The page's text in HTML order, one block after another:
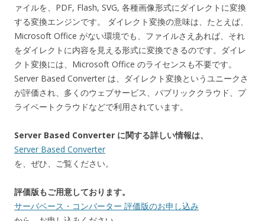
ァイルを、PDF, Flash, SVG, 各種画像形式にダイレクトに変換
する変換エンジンです。 ダイレクト変換の意味は、たとえば、
Microsoft Office がない環境でも、ファイルさえあれば、それ
をダイレクトに内容を見える形式に変換できるのです。ダイレ
クト変換には、Microsoft Office のライセンスも不要です。
Server Based Converter は、ダイレクト変換というユニークさ
が評価され、多くのウェブサービス、パブリッククラウド、プ
ライベートクラウドなどで利用されています。
Server Based Converter に関する詳しい情報は、
Server Based Converter
を、ぜひ、ご覧ください。
評価版もご用意しております。
サーバベース・コンバーター 評価版のお申し込み